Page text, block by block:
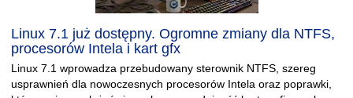
Linux 7.1 już dostępny. Ogromne zmiany dla NTFS,
procesorów Intela i kart gfx
Linux 7.1 wprowadza przebudowany sterownik NTFS, szereg
usprawnień dla nowoczesnych procesorów Intela oraz poprawki,